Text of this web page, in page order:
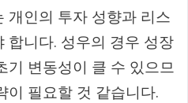
개인의 투자 성향과 리스
합니다. 성우의 경우 성장
기 변동성이 클 수 있으므
이 필요할 것 같습니다.